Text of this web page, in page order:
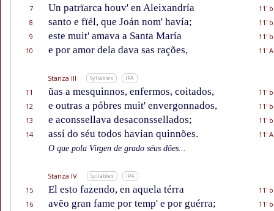
7 Un patrïarca houv' en Aleixandría
11' b
8
santo e fïél, que Joán nom' havía;
11' b
9
este muit' amava a Santa María
11' b
10
e por amor dela dava sas rações, 11' A
Stanza III Syllables IPA
11 ũas a mesquinnos, enfermos, coitados,
11' b
12
e outras a póbres muit' envergonnados,
11' b
13
e aconssellava desaconssellados;
11' b
14
assí do séu todos havían quinnões.
11' A
O que pola Virgen de grado séus dões...
Stanza IV Syllables IPA
15 El esto fazendo, en aquela térra
11' b
16
avẽo gran fame por temp' e por guérra;
11' b